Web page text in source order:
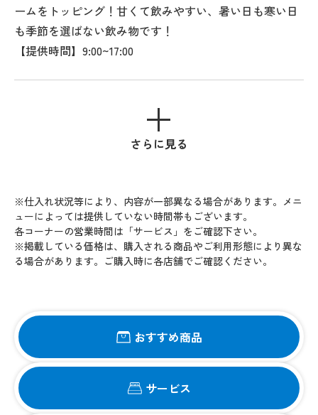
ームをトッピング！甘くて飲みやすい、暑い日も寒い日
も季節を選ばない飲み物です！
【提供時間】9:00~17:00
さらに見る
※仕入れ状況等により、内容が一部異なる場合があります。メニ
ューによっては提供していない時間帯もございます。
各コーナーの営業時間は「サービス」をご確認下さい。
※掲載している価格は、購入される商品やご利用形態により異な
る場合があります。ご購入時に各店舗でご確認ください。
おすすめ商品
サービス